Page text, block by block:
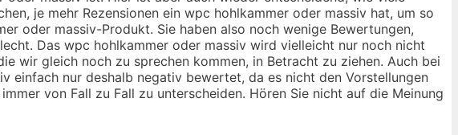
je mehr Rezensionen ein wpc hohlkammer oder massiv hat, um so
oder massiv-Produkt. Sie haben also noch wenige Bewertungen,
Das wpc hohlkammer oder massiv wird vielleicht nur noch nicht
wir gleich noch zu sprechen kommen, in Betracht zu ziehen. Auch bei
einfach nur deshalb negativ bewertet, da es nicht den Vorstellungen
von Fall zu Fall zu unterscheiden. Hören Sie nicht auf die Meinung